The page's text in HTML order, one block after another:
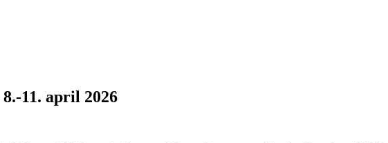
11. april 2026